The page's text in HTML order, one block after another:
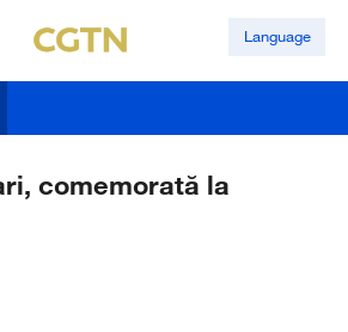
Language
comemorată la